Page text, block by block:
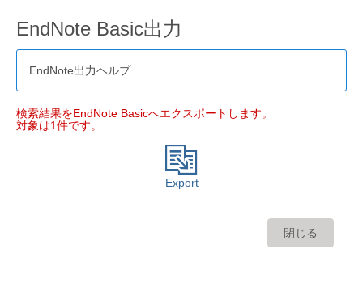
EndNote Basic出力
EndNote出力ヘルプ
検索結果をEndNote Basicへエクスポートします。
対象は1件です。
Export